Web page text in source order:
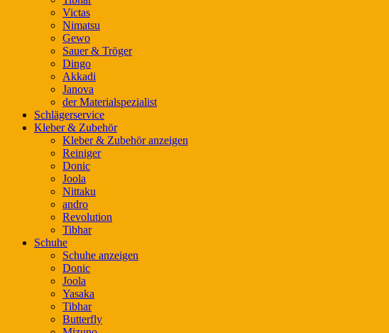
Victas
Nimatsu
Gewo
Sauer & Tröger
Dingo
Akkadi
Janova
der Materialspezialist
Schlägerservice
Kleber & Zubehör
Kleber & Zubehör anzeigen
Reiniger
Donic
Joola
Nittaku
andro
Revolution
Tibhar
Schuhe
Schuhe anzeigen
Donic
Joola
Yasaka
Tibhar
Butterfly